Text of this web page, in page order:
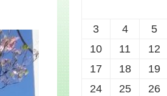
3
4 5
10
11 12
17
18 19
24
25 26